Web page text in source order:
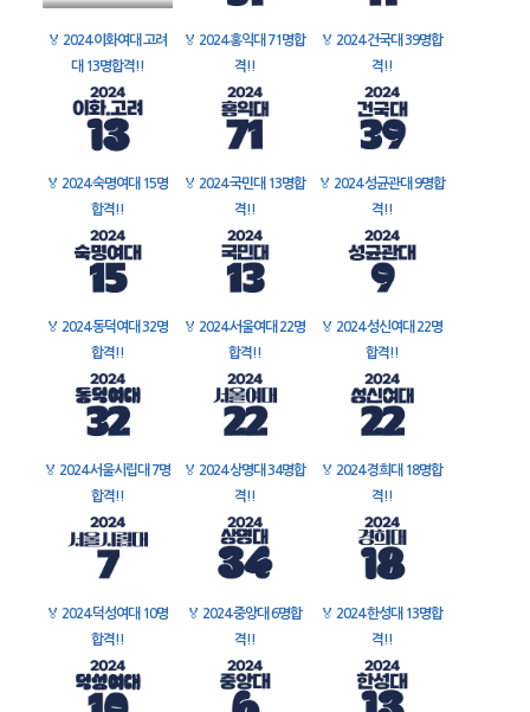
🏅 2024 이화여대 고려
대 13명합격!!
🏅 2024 홍익대 71명합
격!!
🏅 2024 건국대 39명합
격!!
🏅 2024 숙명여대 15명
합격!!
🏅 2024 국민대 13명합
격!!
🏅 2024 성균관대 9명합
격!!
🏅 2024 동덕여대 32명
합격!!
🏅 2024 서울여대 22명
합격!!
🏅 2024 성신여대 22명
합격!!
🏅 2024 서울시립대 7명
합격!!
🏅 2024 상명대 34명합
격!!
🏅 2024 경희대 18명합
격!!
🏅 2024 덕성여대 10명
합격!!
🏅 2024 중앙대 6명합
격!!
🏅 2024 한성대 13명합
격!!